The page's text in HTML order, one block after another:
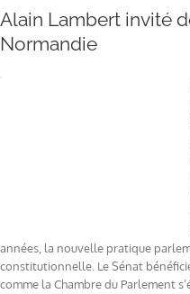
Alain Lambert invité
Normandie
années, la nouvelle pratique
constitutionnelle. Le Sénat
comme la Chambre du Parlement